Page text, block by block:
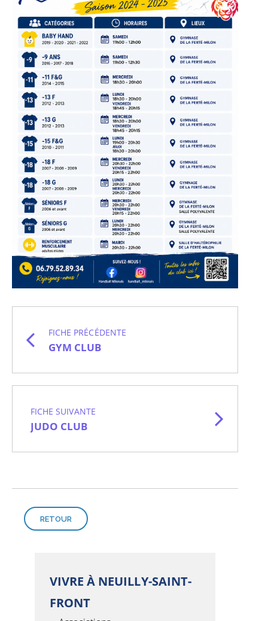
FICHE PRÉCÉDENTE
GYM CLUB
FICHE SUIVANTE
JUDO CLUB
RETOUR
VIVRE À NEUILLY-SAINT-
FRONT